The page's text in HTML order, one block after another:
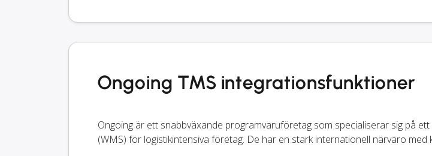
Ongoing TMS integrationsfunktioner
Ongoing är ett snabbväxande programvaruföretag som specialiserar sig på
(WMS) för logistikintensiva företag. De har en stark internationell närvaro